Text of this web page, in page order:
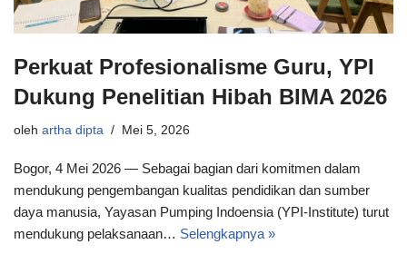
Perkuat Profesionalisme Guru, YPI
Dukung Penelitian Hibah BIMA 2026
oleh artha dipta Mei 5, 2026
Bogor, 4 Mei 2026 — Sebagai bagian dari komitmen dalam
mendukung pengembangan kualitas pendidikan dan sumber
daya manusia, Yayasan Pumping Indoensia (YPI-Institute) turut
mendukung pelaksanaan… Selengkapnya »